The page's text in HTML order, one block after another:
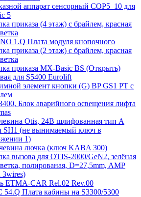
аппарат сенсорный COP5_10 для
5
приказа (4 этаж) с брайлем, красная
1.Q Плата модуля кнопочного
приказа (2 этаж) с брайлем, красная
приказа MX-Basic BS (Открыть)
для S5400 Eurolift
элемент кнопки (G) BP GS1 PT с
Блок аварийного освещения лифта
Otis, 24В шлифованная тип А
SH1 (не вынимаемый ключ в
1)
лючка (ключ KABA 300)
вызова для OTIS-2000/GeN2, зелёная
полированая, D=27,5mm, AMP
3wires)
ETMA-CAR Rel.02 Rev.00
54.Q Плата кабины на S3300/5300